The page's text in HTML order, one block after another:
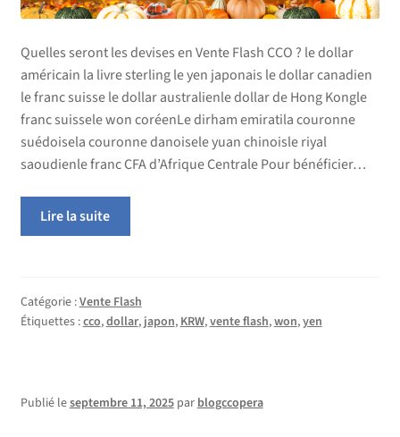
Quelles seront les devises en Vente Flash CCO ? le dollar
américain la livre sterling le yen japonais le dollar canadien
le franc suisse le dollar australienle dollar de Hong Kongle
franc suissele won coréenLe dirham emiratila couronne
suédoisela couronne danoisele yuan chinoisle riyal
saoudienle franc CFA d’Afrique Centrale Pour bénéficier…
Lire la suite
Catégorie :Vente Flash
Étiquettes :cco,dollar, japon, KRW,vente flash,won,yen
Publié leseptembre 11, 2025 parblogccopera